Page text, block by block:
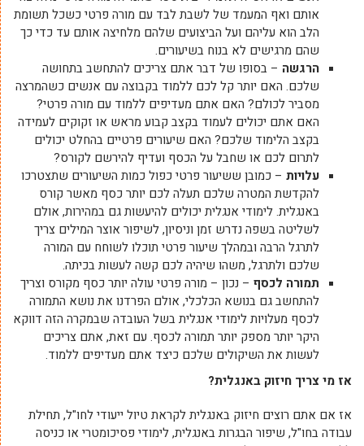
אותם ואף המעמד של לשבת לבד עם מורה פרטי כשכל תשומת
הלב הוא עליהם ועל הביצועים שלהם מלחיצה אותם עד כדי כך
שהם מרגישים לא בנוח בשיעורים.
הרגשה – בסופו של דבר אתם צריכים להתחשב בתחושה
שלכם. האם יותר קל לכם ללמוד בקבוצה עם אנשים כשהמרצה
מסביר לכולם? האם אתם מעדיפים ללמוד עם מורה פרטי?
האם אתם יכולים לעמוד בקצב קבוע מראש או זקוקים לעמידה
בקצב הלימוד שלכם? האם שיעורים פרטיים בהחלט יכולים
לתרום לכם או שחבל על הכסף ועדיף להירשם לקורס?
עלויות – כמובן ששיעור פרטי כפול כמות השיעורים שתצטרכו
להקדשת המטרה שלכם תעלה לכם יותר כסף מאשר קורס
באנגלית. לימודי אנגלית יכולים להיעשות גם במהירות, אולם
לשליטה בשפה נדרש זמן וניסיון, לשיפור אוצר המילים צריך
לתרגל הרבה ובמהלך שיעור פרטי תוכלו לשוחח עם המורה
שלכם ולתרגל, משהו שיהיה לכם קשה לעשות בכיתה.
תמורה לכסף – נכון – מורה פרטי עולה יותר כסף מקורס וצריך
להתחשב גם בנושא הכלכלי, אולם הפרדנו את נושא התמורה
לכסף מעלויות לימודי אנגלית בשל העובדה שבמקרה הזה דווקא
היקר יותר מספק יותר תמורה לכסף. עם זאת, אתם צריכים
לעשות את השיקולים שלכם כיצד אתם מעדיפים ללמוד.
אז מי צריך חיזוק באנגלית?
אז אם אתם רוצים חיזוק באנגלית לקראת טיול ייעודי לחו"ל, תחילת
עבודה בחו"ל, שיפור הבגרות באנגלית, לימודי פסיכומטרי או כניסה